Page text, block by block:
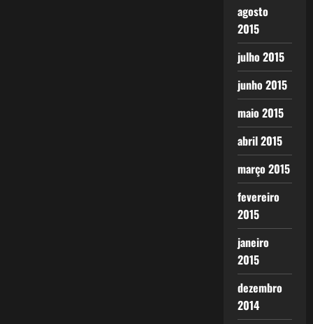
agosto
2015
julho 2015
junho 2015
maio 2015
abril 2015
março 2015
fevereiro
2015
janeiro
2015
dezembro
2014